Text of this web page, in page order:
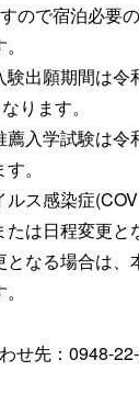
ので宿泊必要
出願期間は令
ります。
入学試験は令
。
ス感染症
は日程変更と
なる場合は、
せ先：0948-